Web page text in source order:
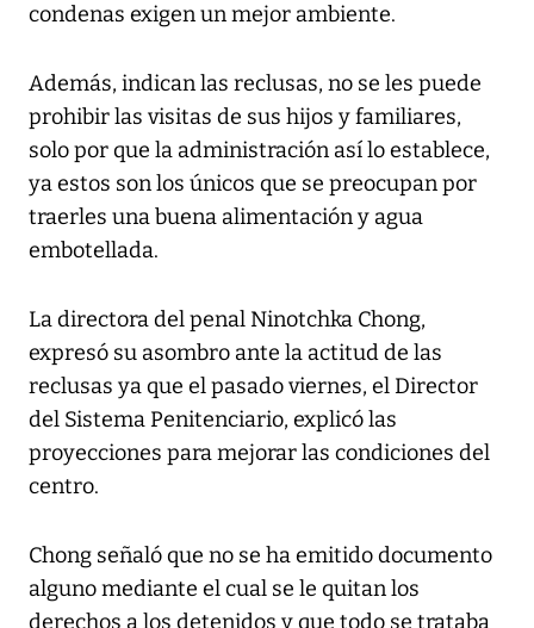
condenas exigen un mejor ambiente.
Además, indican las reclusas, no se les puede
prohibir las visitas de sus hijos y familiares,
solo por que la administración así lo establece,
ya estos son los únicos que se preocupan por
traerles una buena alimentación y agua
embotellada.
La directora del penal Ninotchka Chong,
expresó su asombro ante la actitud de las
reclusas ya que el pasado viernes, el Director
del Sistema Penitenciario, explicó las
proyecciones para mejorar las condiciones del
centro.
Chong señaló que no se ha emitido documento
alguno mediante el cual se le quitan los
derechos a los detenidos y que todo se trataba